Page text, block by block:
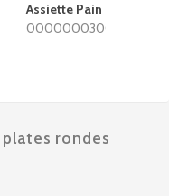
Assiette Pain ISABA
0000000300002
rondes